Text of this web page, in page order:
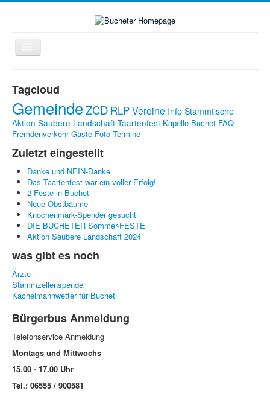
Navigation
an/aus
Zukunft-Check-Dorf
Dorfleben
LINKS
Kontakte
Impressum
Bildergalerie
Tagcloud
GemeindeZCD RLPVereine Info Stammtische
Aktion Saubere Landschaft Taartenfest Kapelle Buchet FAQ
Fremdenverkehr Gäste Foto Termine
Zuletzt eingestellt
Danke und NEIN-Danke
Das Taartenfest war ein voller Erfolg!
2 Feste in Buchet
Neue Obstbäume
Knochenmark-Spender gesucht
DIE BUCHETER Sommer-FESTE
Aktion Saubere Landschaft 2024
was gibt es noch
Ärzte
Stammzellenspende
Kachelmannwetter für Buchet
Bürgerbus Anmeldung
Telefonservice Anmeldung
Montags und Mittwochs
15.00 - 17.00 Uhr
Tel.: 06555 / 900581